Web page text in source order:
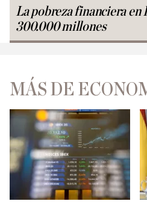
La pobreza financiera en
300.000 millones
MÁS DE